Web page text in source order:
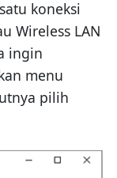
koneksi
Wireless LAN
ingin
menu
pilih